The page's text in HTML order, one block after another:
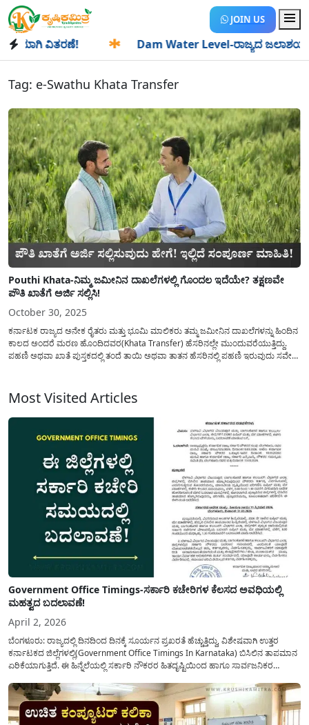
JOIN US
ವಿತರಣೆ! Dam Water Level-ರಾಜ್ಯದ ಜಲಾಶಯಗಳಿಗೆ
Tag: e-Swathu Khata Transfer
Pouthi Khata-ನಿಮ್ಮ ಜಮೀನಿನ ದಾಖಲೆಗಳಲ್ಲಿ ಗೊಂದಲ ಇದೆಯೇ? ತಕ್ಷಣವೇ
ಪೌತಿ ಖಾತೆಗೆ ಅರ್ಜಿ ಸಲ್ಲಿಸಿ!
October 30, 2025
ಕರ್ನಾಟಕ ರಾಜ್ಯದ ಅನೇಕ ರೈತರು ಮತ್ತು ಭೂಮಿ ಮಾಲಿಕರು ತಮ್ಮ ಜಮೀನಿನ ದಾಖಲೆಗಳನ್ನು ಹಿಂದಿನ
ಕಾಲದ ಅಂದರೆ ಮರಣ ಹೊಂದಿದವರ(Khata Transfer) ಹೆಸರಿನಲ್ಲೇ ಮುಂದುವರೆಯುತ್ತಿದ್ದು.
ಪಹಣಿ ಅಥವಾ ಖಾತೆ ಪುಸ್ತಕದಲ್ಲಿ ತಂದೆ ತಾಯಿ ಅಥವಾ ತಾತನ ಹೆಸರಿನಲ್ಲಿ ಪಹಣಿ ಇರುವುದು ಸವೇ
Most Visited Articles
Government Office Timings-ಸರ್ಕಾರಿ ಕಚೇರಿಗಳ ಕೆಲಸದ ಅವಧಿಯಲ್ಲಿ
ಮಹತ್ವದ ಬದಲಾವಣೆ!
April 2, 2026
ಬೆಂಗಳೂರು: ರಾಜ್ಯದಲ್ಲಿ ದಿನದಿಂದ ದಿನಕ್ಕೆ ಸೂರ್ಯನ ಪ್ರಖರತೆ ಹೆಚ್ಚುತ್ತಿದ್ದು, ವಿಶೇಷವಾಗಿ ಉತ್ತರ
ಕರ್ನಾಟಕದ ಜಿಲ್ಲೆಗಳಲ್ಲಿ(Government Office Timings In Karnataka) ಬಿಸಿಲಿನ ತಾಪಮಾನ
ಏರಿಕೆಯಾಗುತ್ತಿದೆ. ಈ ಹಿನ್ನೆಲೆಯಲ್ಲಿ ಸರ್ಕಾರಿ ನೌಕರರ ಹಿತದೃಷ್ಟಿಯಿಂದ ಹಾಗೂ ಸಾರ್ವಜನಿಕರ
ಮತ್ತು ಕಲ್ಯಾಣ ಕರ್ನಾಟಕದ ಒಟ್ಟು 9 ಜಿಲ್ಲೆಗಳಲ್ಲಿ ಏಪ್ರಿಲ್...